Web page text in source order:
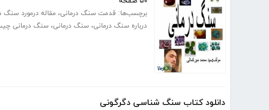
برچسب‌ها: قدمت سنگ درمانی، مقاله درمورد سنگ
درباره سنگ درمانی، سنگ درمانی، سنگ درمانی
دانلود کتاب سنگ شناسی دگرگونی